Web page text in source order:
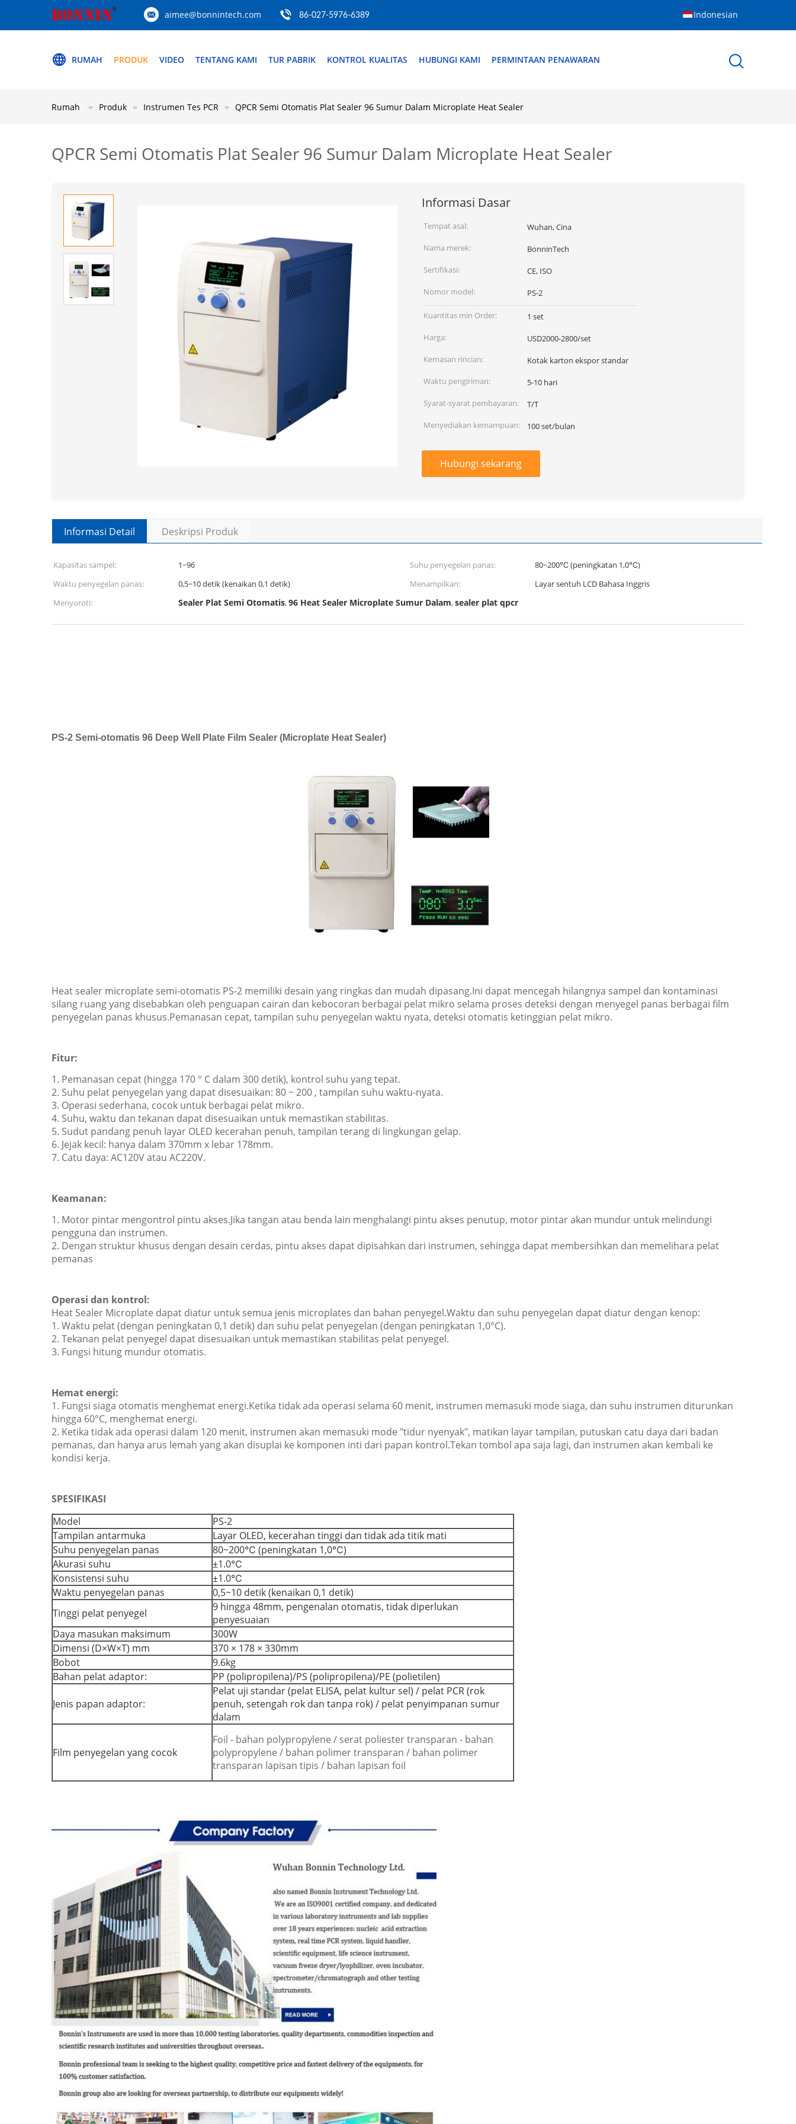
aimee@bonnintech.com 86-027-5976-6389 Indonesian
RUMAH PRODUK VIDEO TENTANG KAMI TUR PABRIK KONTROL KUALITAS HUBUNGI KAMI PERMINTAAN PENAWARAN
Rumah Produk Instrumen Tes PCR QPCR Semi Otomatis Plat Sealer 96 Sumur Dalam Microplate Heat Sealer
QPCR Semi Otomatis Plat Sealer 96 Sumur Dalam Microplate Heat Sealer
Informasi Dasar
Tempat asal:
Wuhan, Cina
Nama merek:
BonninTech
Sertifikasi:
CE, ISO
Nomor model:
PS-2
Kuantitas min Order:
1 set
Harga:
USD2000-2800/set
Kemasan rincian:
Kotak karton ekspor standar
Waktu pengiriman:
5-10 hari
Syarat-syarat pembayaran:
T/T
Menyediakan kemampuan:
100 set/bulan
Hubungi sekarang
Informasi Detail Deskripsi Produk
Kapasitas sampel: 1~96 Suhu penyegelan panas:
80~200℃ (peningkatan 1,0℃)
Waktu penyegelan panas:
0,5~10 detik (kenaikan 0,1 detik) Menampilkan:
Layar sentuh LCD Bahasa Inggris
Menyoroti:
Sealer Plat Semi Otomatis,96 Heat Sealer Microplate Sumur Dalam,sealer plat qpcr
PS-2 Semi-otomatis 96 Deep Well Plate Film Sealer (Microplate Heat Sealer)
Heat sealer microplate semi-otomatis PS-2 memiliki desain yang ringkas dan mudah dipasang.Ini dapat mencegah hilangnya sampel dan kontaminasi
silang ruang yang disebabkan oleh penguapan cairan dan kebocoran berbagai pelat mikro selama proses deteksi dengan menyegel panas berbagai film
penyegelan panas khusus.Pemanasan cepat, tampilan suhu penyegelan waktu nyata, deteksi otomatis ketinggian pelat mikro.
Fitur:
1. Pemanasan cepat (hingga 170 ° C dalam 300 detik), kontrol suhu yang tepat.
2. Suhu pelat penyegelan yang dapat disesuaikan: 80 ~ 200 , tampilan suhu waktu-nyata.
3. Operasi sederhana, cocok untuk berbagai pelat mikro.
4. Suhu, waktu dan tekanan dapat disesuaikan untuk memastikan stabilitas.
5. Sudut pandang penuh layar OLED kecerahan penuh, tampilan terang di lingkungan gelap.
6. Jejak kecil: hanya dalam 370mm x lebar 178mm.
7. Catu daya: AC120V atau AC220V.
Keamanan:
1. Motor pintar mengontrol pintu akses.Jika tangan atau benda lain menghalangi pintu akses penutup, motor pintar akan mundur untuk melindungi
pengguna dan instrumen.
2. Dengan struktur khusus dengan desain cerdas, pintu akses dapat dipisahkan dari instrumen, sehingga dapat membersihkan dan memelihara pelat
pemanas
Operasi dan kontrol:
Heat Sealer Microplate dapat diatur untuk semua jenis microplates dan bahan penyegel.Waktu dan suhu penyegelan dapat diatur dengan kenop:
1. Waktu pelat (dengan peningkatan 0,1 detik) dan suhu pelat penyegelan (dengan peningkatan 1,0°C).
2. Tekanan pelat penyegel dapat disesuaikan untuk memastikan stabilitas pelat penyegel.
3. Fungsi hitung mundur otomatis.
Hemat energi:
1. Fungsi siaga otomatis menghemat energi.Ketika tidak ada operasi selama 60 menit, instrumen memasuki mode siaga, dan suhu instrumen diturunkan
hingga 60°C, menghemat energi.
2. Ketika tidak ada operasi dalam 120 menit, instrumen akan memasuki mode "tidur nyenyak", matikan layar tampilan, putuskan catu daya dari badan
pemanas, dan hanya arus lemah yang akan disuplai ke komponen inti dari papan kontrol.Tekan tombol apa saja lagi, dan instrumen akan kembali ke
kondisi kerja.
SPESIFIKASI
Model
PS-2
Tampilan antarmuka
Layar OLED, kecerahan tinggi dan tidak ada titik mati
Suhu penyegelan panas
80~200℃ (peningkatan 1,0℃)
Akurasi suhu
±1.0℃
Konsistensi suhu
±1.0℃
Waktu penyegelan panas
0,5~10 detik (kenaikan 0,1 detik)
Tinggi pelat penyegel
9 hingga 48mm, pengenalan otomatis, tidak diperlukan
penyesuaian
Daya masukan maksimum
300W
Dimensi (D×W×T) mm
370 × 178 × 330mm
Bobot
9.6kg
Bahan pelat adaptor:
PP (polipropilena)/PS (polipropilena)/PE (polietilen)
Jenis papan adaptor:
Pelat uji standar (pelat ELISA, pelat kultur sel) / pelat PCR (rok
penuh, setengah rok dan tanpa rok) / pelat penyimpanan sumur
dalam
Film penyegelan yang cocok
Foil - bahan polypropylene / serat poliester transparan - bahan
polypropylene / bahan polimer transparan / bahan polimer
transparan lapisan tipis / bahan lapisan foil